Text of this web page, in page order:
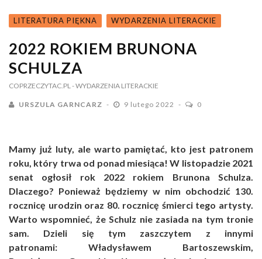
LITERATURA PIĘKNA WYDARZENIA LITERACKIE
2022 ROKIEM BRUNONA
SCHULZA
COPRZECZYTAC.PL - WYDARZENIA LITERACKIE
URSZULA GARNCARZ 9 lutego 2022 0
Mamy już luty, ale warto pamiętać, kto jest patronem
roku, który trwa od ponad miesiąca! W listopadzie 2021
senat ogłosił rok 2022 rokiem Brunona Schulza.
Dlaczego? Ponieważ będziemy w nim obchodzić 130.
rocznicę urodzin oraz 80. rocznicę śmierci tego artysty.
Warto wspomnieć, że Schulz nie zasiada na tym tronie
sam. Dzieli się tym zaszczytem z innymi
patronami: Władysławem Bartoszewskim,